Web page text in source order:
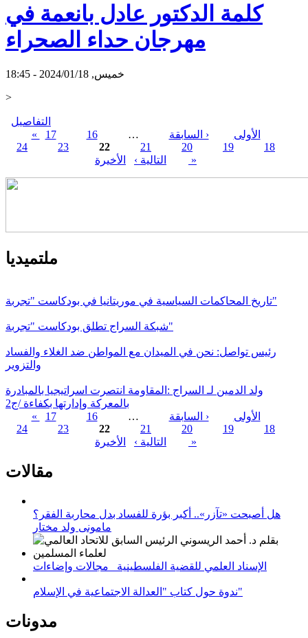
كلمة الدكتور عادل بانعمة في
مهرجان حداء الصحراء
خميس, 2024/01/18 - 18:45
>
التفاصيل
الصفحات
« الأولى ‹ السابقة …
16
17
18
19
20
21
22
23
24
التالية ›
الأخيرة »
ملتميديا
تاريخ المحاكمات السياسية في موريتانيا في بودكاست "تجربة"
شبكة السراج تطلق بودكاست "تجربة"
رئيس تواصل: نحن في الميدان مع المواطن ضد الغلاء والفساد
والتزوير
ولد الدمين لـ السراج :المقاومة انتصرت اسراتيجيا بالمبادرة
بالمعركة وإدارتها بكفاءة /ج2
الصفحات
« الأولى ‹ السابقة …
16
17
18
19
20
21
22
23
24
التالية ›
الأخيرة »
مقالات
هل أصبحت «تآزر».. أكبر بؤرة للفساد بدل محاربة الفقر؟
مامونى ولد مختار
الإسناد العلمي للقضية الفلسطينية_ مجالات وإضاءات
ندوة حول كتاب "العدالة الاجتماعية في الإسلام"
مدونات